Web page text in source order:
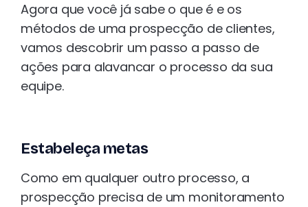
Agora que você já sabe o que é e os
métodos de uma prospecção de clientes,
vamos descobrir um passo a passo de
ações para alavancar o processo da sua
equipe.
Estabeleça metas
Como em qualquer outro processo, a
prospecção precisa de um monitoramento